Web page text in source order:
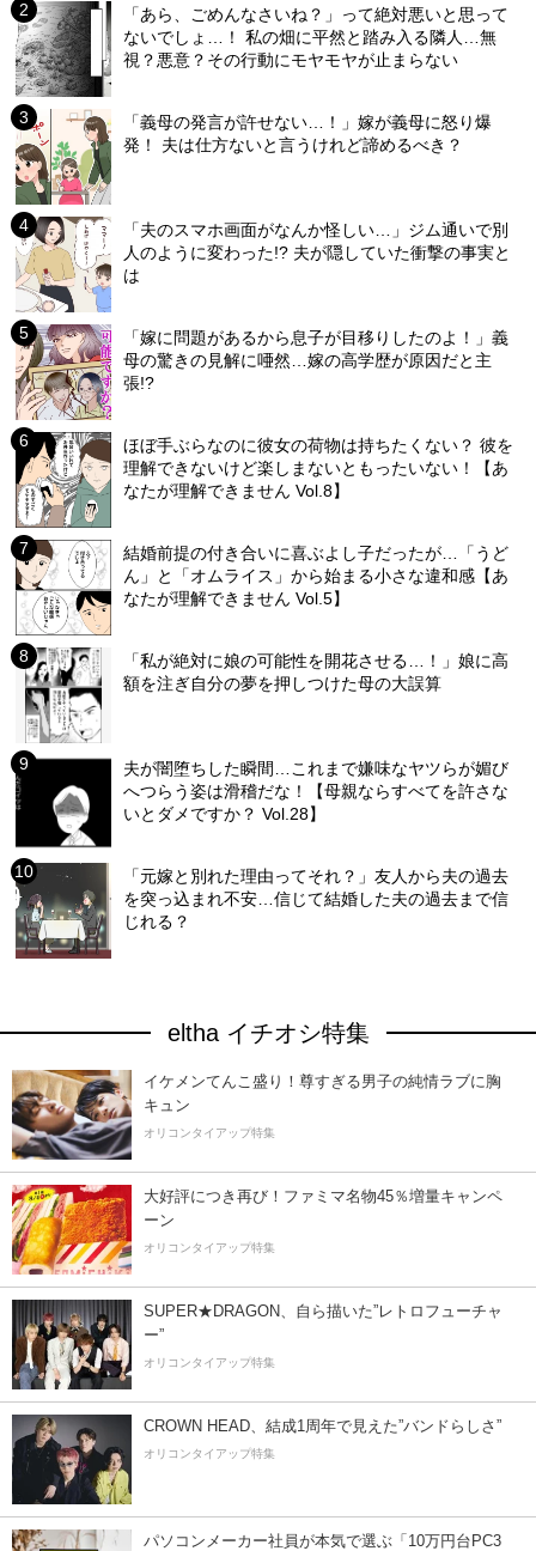
「あら、ごめんなさいね？」って絶対悪いと思って
ないでしょ…！ 私の畑に平然と踏み入る隣人…無
視？悪意？その行動にモヤモヤが止まらない
「義母の発言が許せない…！」嫁が義母に怒り爆
発！ 夫は仕方ないと言うけれど諦めるべき？
「夫のスマホ画面がなんか怪しい…」ジム通いで別
人のように変わった!? 夫が隠していた衝撃の事実と
は
「嫁に問題があるから息子が目移りしたのよ！」義
母の驚きの見解に唖然…嫁の高学歴が原因だと主
張!?
ほぼ手ぶらなのに彼女の荷物は持ちたくない？ 彼を
理解できないけど楽しまないともったいない！【あ
なたが理解できません Vol.8】
結婚前提の付き合いに喜ぶよし子だったが…「うど
ん」と「オムライス」から始まる小さな違和感【あ
なたが理解できません Vol.5】
「私が絶対に娘の可能性を開花させる…！」娘に高
額を注ぎ自分の夢を押しつけた母の大誤算
夫が闇堕ちした瞬間…これまで嫌味なヤツらが媚び
へつらう姿は滑稽だな！【母親ならすべてを許さな
いとダメですか？ Vol.28】
「元嫁と別れた理由ってそれ？」友人から夫の過去
を突っ込まれ不安…信じて結婚した夫の過去まで信
じれる？
eltha イチオシ特集
イケメンてんこ盛り！尊すぎる男子の純情ラブに胸
キュン
オリコンタイアップ特集
大好評につき再び！ファミマ名物45％増量キャンペ
ーン
オリコンタイアップ特集
SUPER★DRAGON、自ら描いた”レトロフューチャ
ー”
オリコンタイアップ特集
CROWN HEAD、結成1周年で見えた”バンドらしさ”
オリコンタイアップ特集
パソコンメーカー社員が本気で選ぶ「10万円台PC3